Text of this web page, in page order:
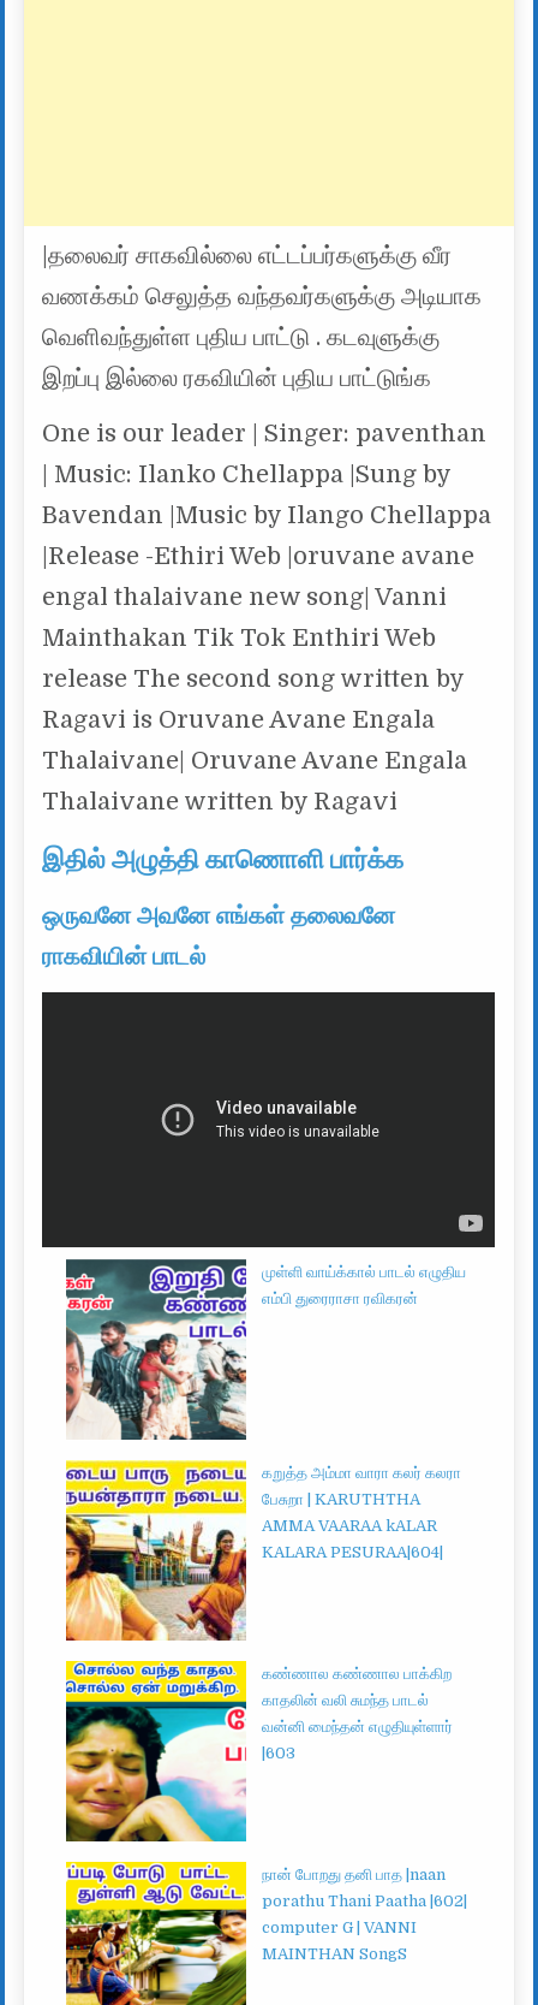
|தலைவர் சாகவில்லை எட்டப்பர்களுக்கு வீர
வணக்கம் செலுத்த வந்தவர்களுக்கு அடியாக
வெளிவந்துள்ள புதிய பாட்டு . கடவுளுக்கு
இறப்பு இல்லை ரகவியின் புதிய பாட்டுங்க
One is our leader | Singer: paventhan
| Music: Ilanko Chellappa |Sung by
Bavendan |Music by Ilango Chellappa
|Release -Ethiri Web |oruvane avane
engal thalaivane new song| Vanni
Mainthakan Tik Tok Enthiri Web
release The second song written by
Ragavi is Oruvane Avane Engala
Thalaivane| Oruvane Avane Engala
Thalaivane written by Ragavi
இதில் அழுத்தி காணொளி பார்க்க
ஒருவனே அவனே எங்கள் தலைவனே
ராகவியின் பாடல்
முள்ளி வாய்க்கால் பாடல் எழுதிய
எம்பி துரைராசா ரவிகரன்
கறுத்த அம்மா வாரா கலர் கலரா
பேசுறா | KARUTHTHA
AMMA VAARAA kALAR
KALARA PESURAA|604|
கண்ணால கண்ணால பாக்கிற
காதலின் வலி சுமந்த பாடல்
வன்னி மைந்தன் எழுதியுள்ளார்
|603
நான் போறது தனி பாத |naan
porathu Thani Paatha |602|
computer G | VANNI
MAINTHAN SongS